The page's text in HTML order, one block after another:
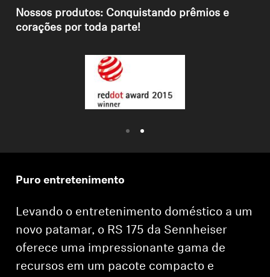
Profissional
Nossos produtos: Conquistando prêmios e
corações por toda parte!
Puro entretenimento
Levando o entretenimento doméstico a um
novo patamar, o RS 175 da Sennheiser
oferece uma impressionante gama de
recursos em um pacote compacto e